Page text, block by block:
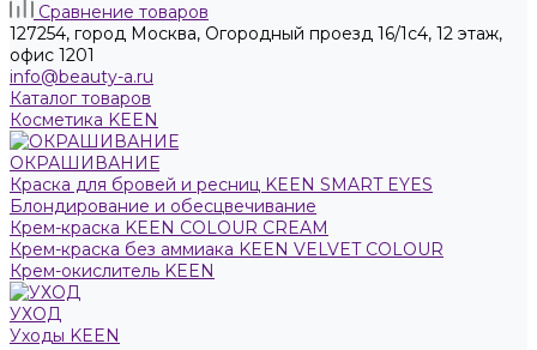
Сравнение товаров
127254, город Москва, Огородный проезд 16/1с4, 12 этаж,
офис 1201
info@beauty-a.ru
Каталог товаров
Косметика KEEN
ОКРАШИВАНИЕ
Краска для бровей и ресниц KEEN SMART EYES
Блондирование и обесцвечивание
Крем-краска KEEN COLOUR CREAM
Крем-краска без аммиака KEEN VELVET COLOUR
Крем-окислитель KEEN
УХОД
Уходы KEEN